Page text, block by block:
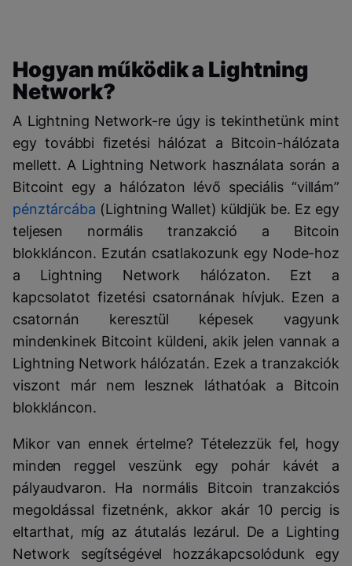
Hogyan működik a Lightning
Network?
A Lightning Network-re úgy is tekinthetünk mint
egy további fizetési hálózat a Bitcoin-hálózata
mellett. A Lightning Network használata során a
Bitcoint egy a hálózaton lévő speciális “villám”
pénztárcába (Lightning Wallet) küldjük be. Ez egy
teljesen normális tranzakció a Bitcoin
blokkláncon. Ezután csatlakozunk egy Node-hoz
a Lightning Network hálózaton. Ezt a
kapcsolatot fizetési csatornának hívjuk. Ezen a
csatornán keresztül képesek vagyunk
mindenkinek Bitcoint küldeni, akik jelen vannak a
Lightning Network hálózatán. Ezek a tranzakciók
viszont már nem lesznek láthatóak a Bitcoin
blokkláncon.
Mikor van ennek értelme? Tételezzük fel, hogy
minden reggel veszünk egy pohár kávét a
pályaudvaron. Ha normális Bitcoin tranzakciós
megoldással fizetnénk, akkor akár 10 percig is
eltarthat, míg az átutalás lezárul. De a Lighting
Network segítségével hozzákapcsolódunk egy